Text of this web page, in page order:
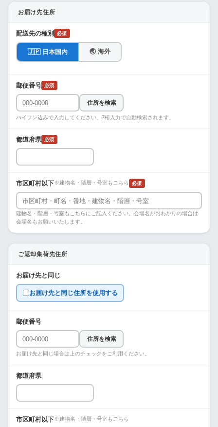
お届け先住所
配送先の種別 必須
🇯🇵 日本国内 🌏 海外
郵便番号 必須
住所を検索
ハイフン込みで入力してください。7桁入力で自動検索されます。
都道府県 必須
市区町村以下※建物名・階層・号室もこちら 必須
建物名・階層・号室もこちらにご記入ください。会場名がおわかりの場合は
会場名もお願いいたします。
ご返却集荷先住所
お届け先と同じ
お届け先と同じ住所を使用する
郵便番号
住所を検索
お届け先と同じ場合は上のチェックをご利用ください。
都道府県
市区町村以下※建物名・階層・号室もこちら